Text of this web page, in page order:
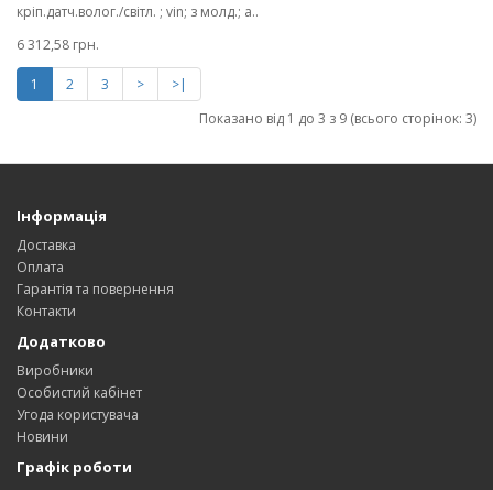
кріп.датч.волог./світл. ; vin; з молд.; а..
6 312,58 грн.
1 2 3 >
>|
Показано від 1 до 3 з 9 (всього сторінок: 3)
Інформація
Доставка
Оплата
Гарантія та повернення
Контакти
Додатково
Виробники
Особистий кабінет
Угода користувача
Новини
Графік роботи